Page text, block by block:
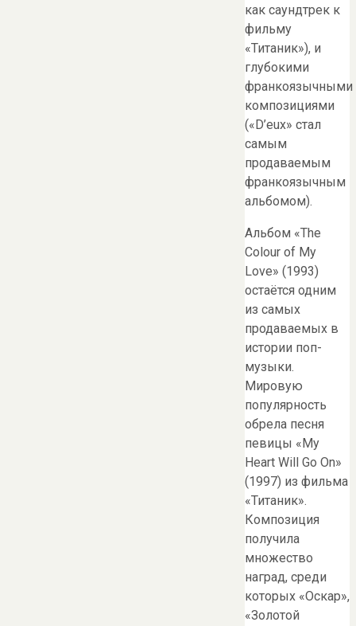
как саундтрек к
фильму
«Титаник»), и
глубокими
франкоязычными
композициями
(«D’eux» стал
самым
продаваемым
франкоязычным
альбомом).
Альбом «The
Colour of My
Love» (1993)
остаётся одним
из самых
продаваемых в
истории поп-
музыки.
Мировую
популярность
обрела песня
певицы «My
Heart Will Go On»
(1997) из фильма
«Титаник».
Композиция
получила
множество
наград, среди
которых «Оскар»,
«Золотой